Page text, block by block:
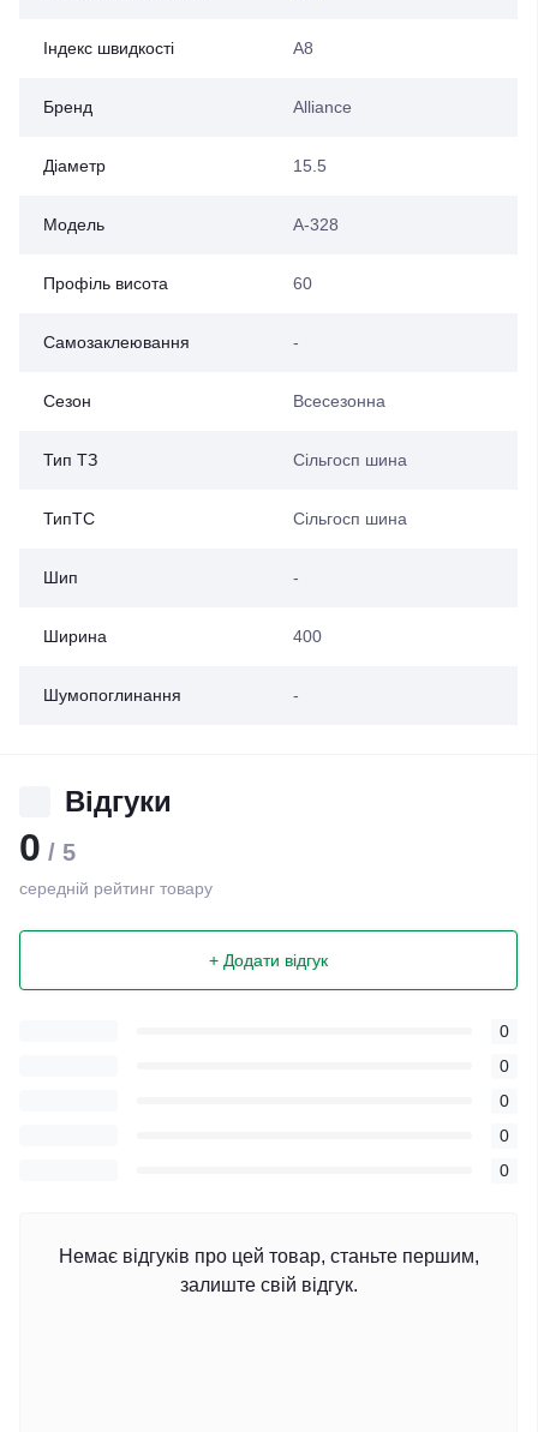
Індекс швидкості A8
Бренд Alliance
Діаметр 15.5
Модель А-328
Профіль висота 60
Самозаклеювання -
Сезон Всесезонна
Тип ТЗ Сільгосп шина
ТипТС Сільгосп шина
Шип -
Ширина 400
Шумопоглинання -
Відгуки
0 / 5
середній рейтинг товару
+ Додати відгук
0
0
0
0
0
Немає відгуків про цей товар, станьте першим,
залиште свій відгук.